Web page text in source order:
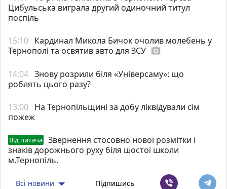
Цибульська виграла другий одиночний титул
поспіль
15:10 Кардинал Микола Бичок очолив молебень у
Тернополі та освятив авто для ЗСУ photo_camera
14:04 Знову розрили біля «Універсаму»: що
роблять цього разу?
13:00 На Тернопільщині за добу ліквідували сім
пожеж
Від читача
Звернення стосовно нової розмітки і
знаків дорожнього руху біля шостої школи
м.Тернопіль.
Всі новини Підпишись